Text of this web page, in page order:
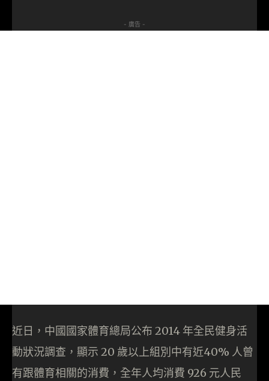
- 廣告 -
近日，中國國家體育總局公布 2014 年全民健身活
動狀況調查，顯示 20 歲以上組別中有近40% 人曾
有跟體育相關的消費，全年人均消費 926 元人民